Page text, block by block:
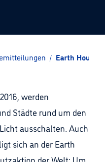
/ Earth Hour
werden
Städte rund um den
ausschalten. Auch
sich an der Earth
der Welt: Um